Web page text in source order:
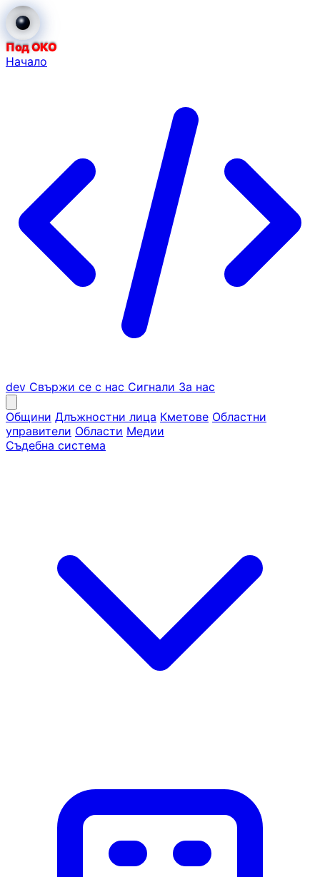
Под ОКО
Начало
dev Свържи се с нас Сигнали За нас
Общини Длъжностни лица Кметове Областни
управители Области Медии
Съдебна система